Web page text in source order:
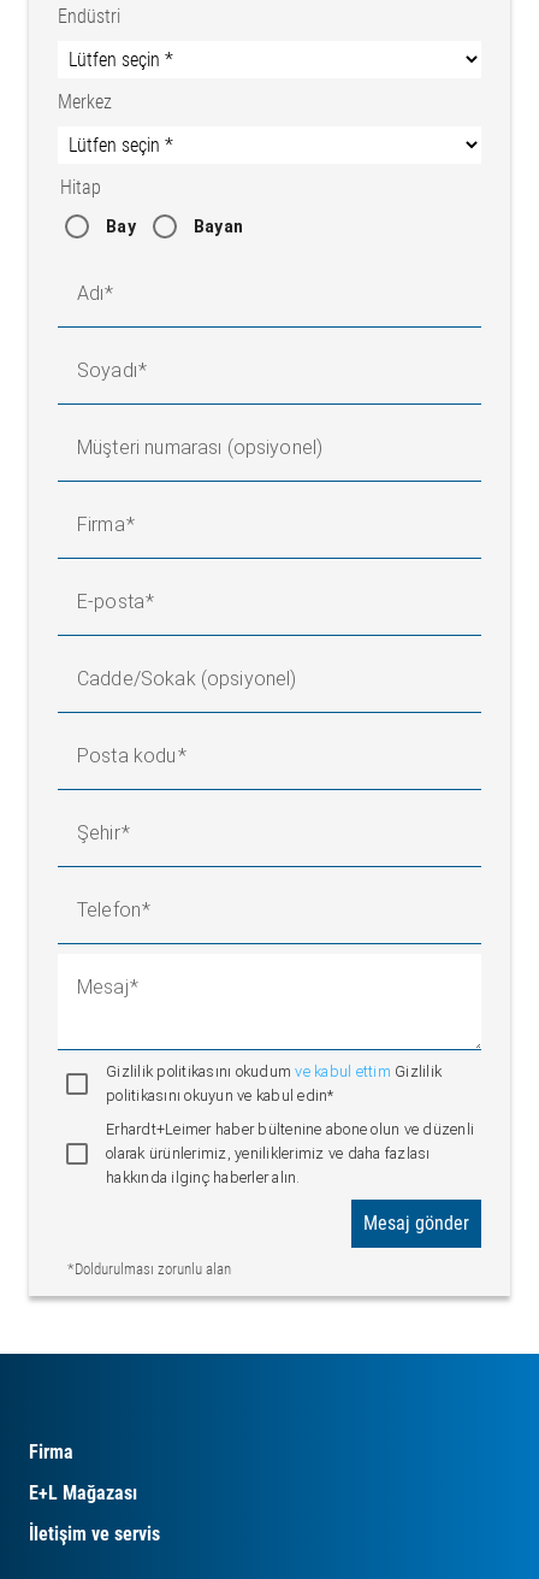
Endüstri
Merkez
Hitap
Bay Bayan
Adı
Soyadı
Müşteri numarası (opsiyonel)
Firma
E-posta
Cadde/Sokak (opsiyonel)
Posta kodu
Şehir
Telefon
Mesaj
Gizlilik politikasını okudumve kabul ettim Gizlilik
politikasını okuyun ve kabul edin*
Erhardt+Leimer haber bültenine abone olun ve düzenli
olarak ürünlerimiz, yeniliklerimiz ve daha fazlası
hakkında ilginç haberler alın.
*Doldurulması zorunlu alan
Mesaj gönder
Firma
E+L Mağazası
İletişim ve servis